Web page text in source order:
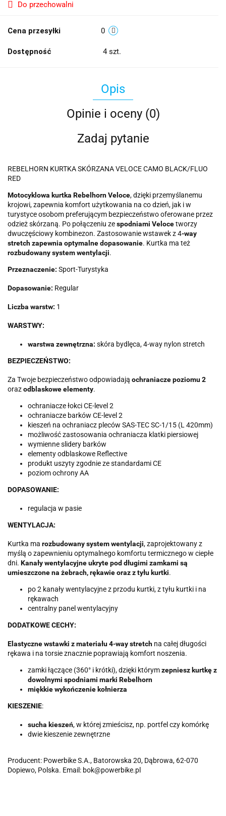
Do przechowalni
Cena przesyłki 0
Dostępność 4 szt.
Opis
Opinie i oceny (0)
Zadaj pytanie
REBELHORN KURTKA SKÓRZANA VELOCE CAMO BLACK/FLUO
RED
Motocyklowa kurtka Rebelhorn Veloce, dzięki przemyślanemu
krojowi, zapewnia komfort użytkowania na co dzień, jak i w
turystyce osobom preferującym bezpieczeństwo oferowane przez
odzież skórzaną. Po połączeniu zespodniami Velocetworzy
dwuczęściowy kombinezon. Zastosowanie wstawek z 4-way
stretch zapewnia optymalne dopasowanie. Kurtka ma też
rozbudowany system wentylacji.
Przeznaczenie: Sport-Turystyka
Dopasowanie: Regular
Liczba warstw: 1
WARSTWY:
warstwa zewnętrzna: skóra bydlęca, 4-way nylon stretch
BEZPIECZEŃSTWO:
Za Twoje bezpieczeństwo odpowiadają ochraniacze poziomu 2
orazodblaskowe elementy.
ochraniacze łokci CE-level 2
ochraniacze barków CE-level 2
kieszeń na ochraniacz pleców SAS-TEC SC-1/15 (L 420mm)
możliwość zastosowania ochraniacza klatki piersiowej
wymienne slidery barków
elementy odblaskowe Reflective
produkt uszyty zgodnie ze standardami CE
poziom ochrony AA
DOPASOWANIE:
regulacja w pasie
WENTYLACJA:
Kurtka ma rozbudowany system wentylacji, zaprojektowany z
myślą o zapewnieniu optymalnego komfortu termicznego w ciepłe
dni. Kanały wentylacyjne ukryte pod długimi zamkami są
umieszczone na żebrach, rękawie oraz z tyłu kurtki.
po 2 kanały wentylacyjne z przodu kurtki, z tyłu kurtki i na
rękawach
centralny panel wentylacyjny
DODATKOWE CECHY:
Elastyczne wstawki z materiału 4-way stretch na całej długości
rękawa i na torsie znacznie poprawiają komfort noszenia.
zamki łączące (360° i krótki), dzięki którymzepniesz kurtkę z
dowolnymi spodniami marki Rebelhorn
miękkie wykończenie kołnierza
KIESZENIE:
sucha kieszeń, w której zmieścisz, np. portfel czy komórkę
dwie kieszenie zewnętrzne
Producent: Powerbike S.A., Batorowska 20, Dąbrowa, 62-070
Dopiewo, Polska. Email: bok@powerbike.pl